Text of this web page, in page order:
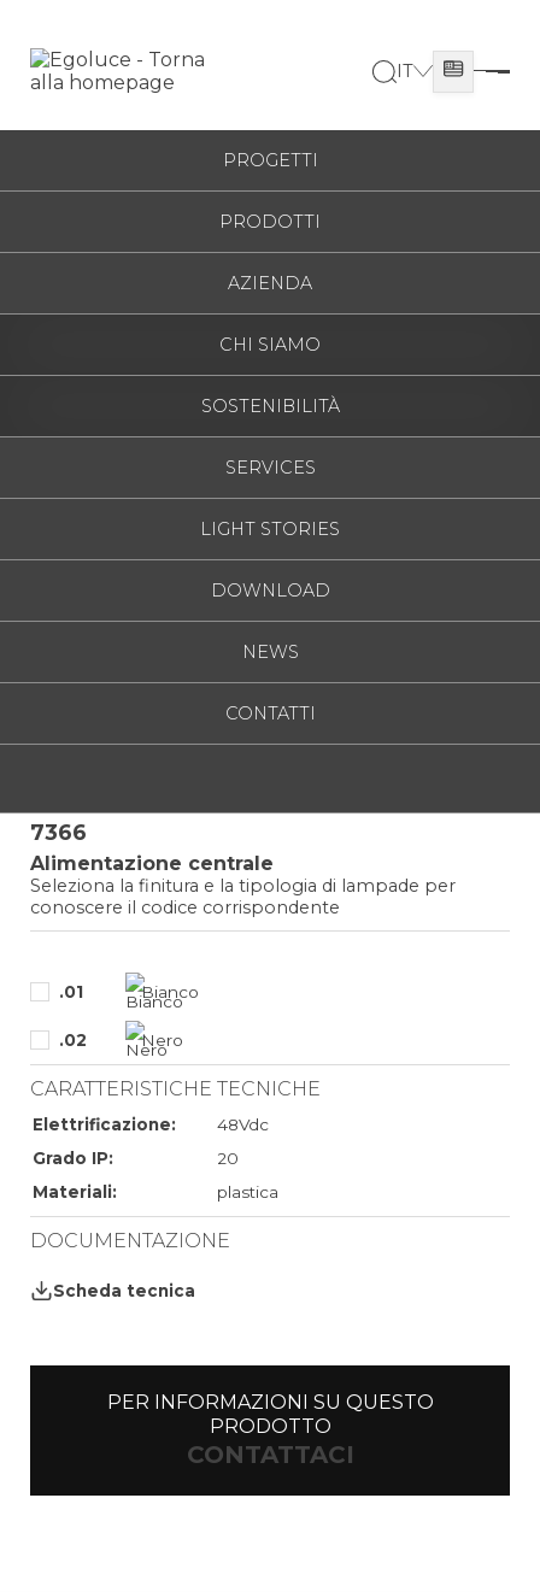
PROGETTI
PRODOTTI
AZIENDA
CHI SIAMO
SOSTENIBILITÀ
SERVICES
LIGHT STORIES
DOWNLOAD
NEWS
CONTATTI
IT
ESPAÑOL
ENGLISH
FRANÇAIS
РУССКИЙ
7366
Alimentazione centrale
Seleziona la finitura e la tipologia di lampade per
conoscere il codice corrispondente
.01 Bianco
.02 Nero
CARATTERISTICHE TECNICHE
Elettrificazione:
48Vdc
Grado IP:
20
Materiali:
plastica
DOCUMENTAZIONE
Scheda tecnica
PER INFORMAZIONI SU QUESTO
PRODOTTO
CONTATTACI